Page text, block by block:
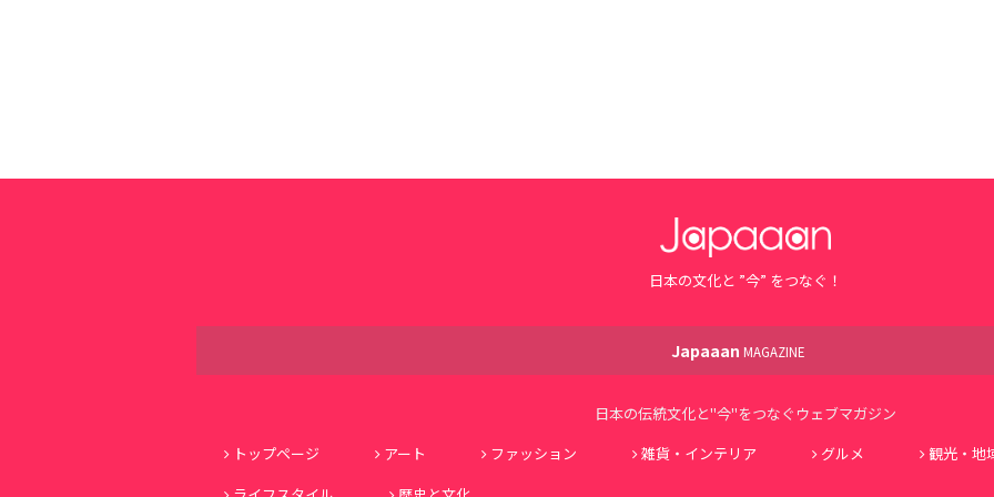
日本の文化と ”今” をつなぐ！
Japaaan MAGAZINE
日本の伝統文化と"今"をつなぐウェブマガジン
トップページ
アート ファッション 雑貨・インテリア グルメ 観光・地